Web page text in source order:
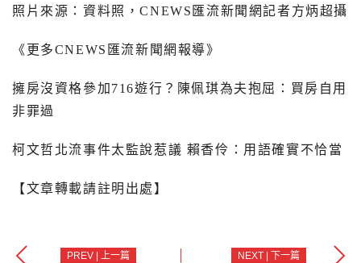
照片來源：資料照，CNEWS 匯流新聞網記者方炳超攝
《更多CNEWS 匯流新聞網報導》
擁房沒資格參加 716遊行？陳佩琪為夫抱屈：買房自用
非罪過
柯文哲北流事件太監說惹議 賴香伶：用語確實不恰當
【文章轉載請註明出處】
PREV | 上一篇 NEXT | 下一篇